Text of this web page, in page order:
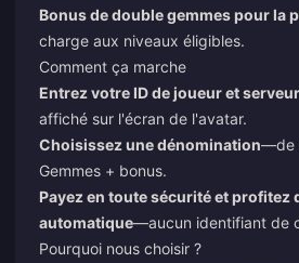
Bonus de double gemmes pour la
charge aux niveaux éligibles.
Comment ça marche
Entrez votre ID de joueur et serveur
affiché sur l'écran de l'avatar.
Choisissez une dénomination—de
Gemmes + bonus.
Payez en toute sécurité et profitez
automatique—aucun identifiant de
Pourquoi nous choisir ?